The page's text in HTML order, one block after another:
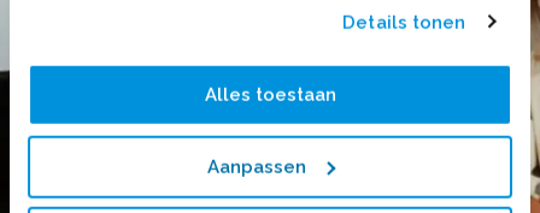
Details tonen
Alles toestaan
Aanpassen